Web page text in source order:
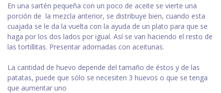
En una sartén pequeña con un poco de aceite se vierte una
porción de la mezcla anterior, se distribuye bien, cuando esta
cuajada se le da la vuelta con la ayuda de un plato para que se
haga por los dos lados por igual. Así se van haciendo el resto de
las tortillitas. Presentar adornadas con aceitunas.
La cantidad de huevo depende del tamaño de éstos y de las
patatas, puede que sólo se necesiten 3 huevos o que se tenga
que aumentar uno